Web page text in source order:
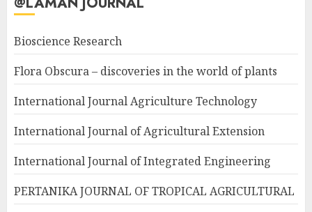
Bioscience Research
Flora Obscura – discoveries in the world of plants
International Journal Agriculture Technology
International Journal of Agricultural Extension
International Journal of Integrated Engineering
PERTANIKA JOURNAL OF TROPICAL AGRICULTURAL